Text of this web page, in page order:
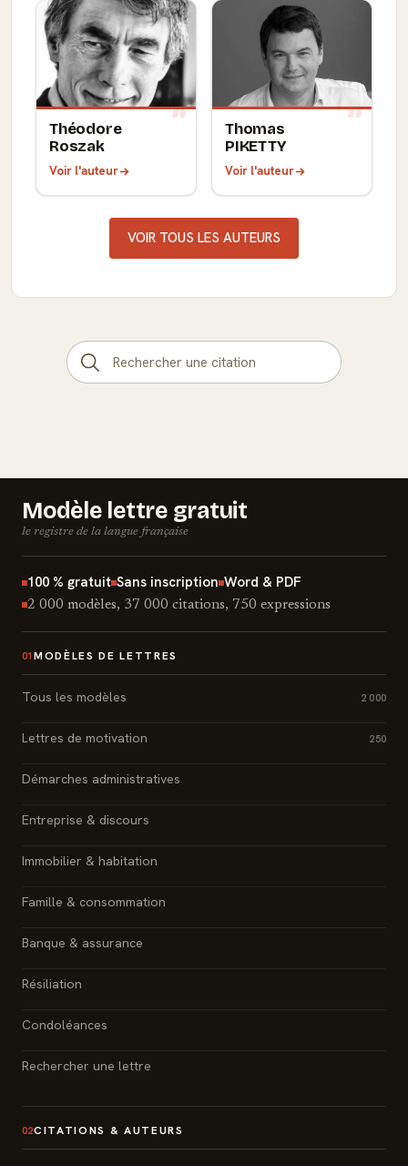
Théodore
Roszak
Voir l'auteur
Thomas
PIKETTY
Voir l'auteur
VOIR TOUS LES AUTEURS
Modèle lettre gratuit
le registre de la langue française
100 % gratuit Sans inscription Word & PDF
2 000 modèles, 37 000 citations, 750 expressions
01 MODÈLES DE LETTRES
Tous les modèles 2 000
Lettres de motivation 250
Démarches administratives
Entreprise & discours
Immobilier & habitation
Famille & consommation
Banque & assurance
Résiliation
Condoléances
Rechercher une lettre
02CITATIONS & AUTEURS